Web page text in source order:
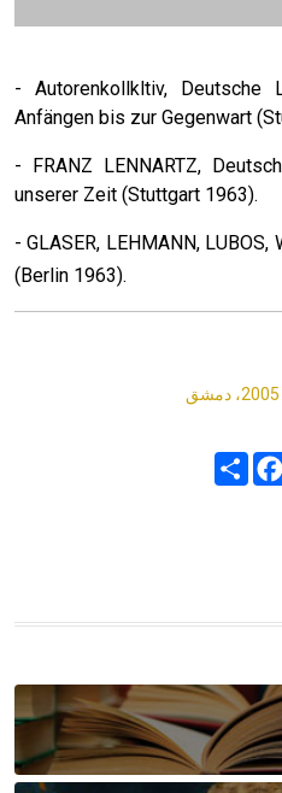
- Autorenkollkltiv, Deutsche
Anfängen bis zur Gegenwart
- FRANZ LENNARTZ,
unserer Zeit (Stuttgart 1963).
- GLASER, LEHMANN,
(Berlin 1963).
Share